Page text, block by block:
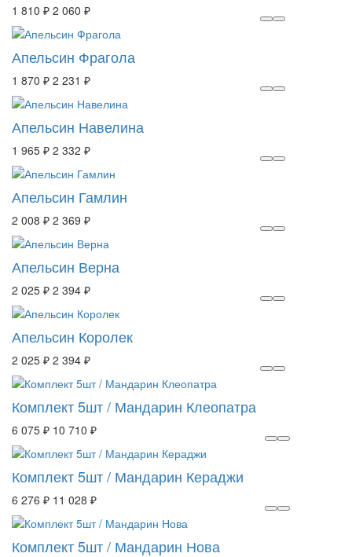
1 810 ₽ 2 060 ₽
Апельсин Фрагола
1 870 ₽ 2 231 ₽
Апельсин Навелина
1 965 ₽ 2 332 ₽
Апельсин Гамлин
2 008 ₽ 2 369 ₽
Апельсин Верна
2 025 ₽ 2 394 ₽
Апельсин Королек
2 025 ₽ 2 394 ₽
Комплект 5шт / Мандарин Клеопатра
6 075 ₽ 10 710 ₽
Комплект 5шт / Мандарин Кераджи
6 276 ₽ 11 028 ₽
Комплект 5шт / Мандарин Нова